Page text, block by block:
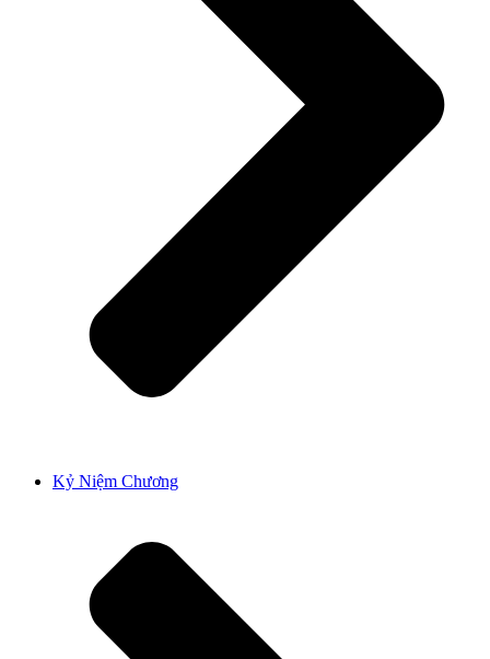
Kỷ Niệm Chương